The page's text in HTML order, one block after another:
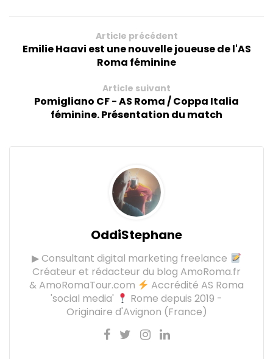
Article précédent
Emilie Haavi est une nouvelle joueuse de l'AS
Roma féminine
Article suivant
Pomigliano CF - AS Roma / Coppa Italia
féminine. Présentation du match
OddiStephane
▶ Consultant digital marketing freelance
Créateur et rédacteur du blog AmoRoma.fr
& AmoRomaTour.com
Accrédité AS Roma
'social media'
Rome depuis 2019 -
Originaire d'Avignon (France)